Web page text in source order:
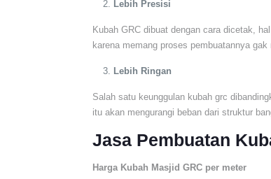
Lebih Presisi
Kubah GRC dibuat dengan cara dicetak,
karena memang proses pembuatannya
Lebih Ringan
Salah satu keunggulan kubah grc
itu akan mengurangi beban dari struktur
Jasa Pembuatan
Harga Kubah Masjid GRC per meter